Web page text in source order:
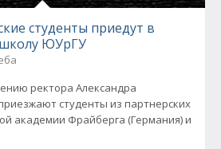
студенты приедут в
ЮУрГУ
ректора Александра
студенты из партнерских
академии Фрайберга (Германия) и